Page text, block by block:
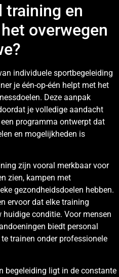
training en
overwegen
individuele sportbegeleiding
je één-op-één helpt met het
Deze aanpak
je volledige aandacht
programma ontwerpt dat
en mogelijkheden is
zijn vooral merkbaar voor
zien, kampen met
gezondheidsdoelen hebben.
ervoor dat elke training
conditie. Voor mensen
biedt personal
trainen onder professionele
begeleiding ligt in de constante